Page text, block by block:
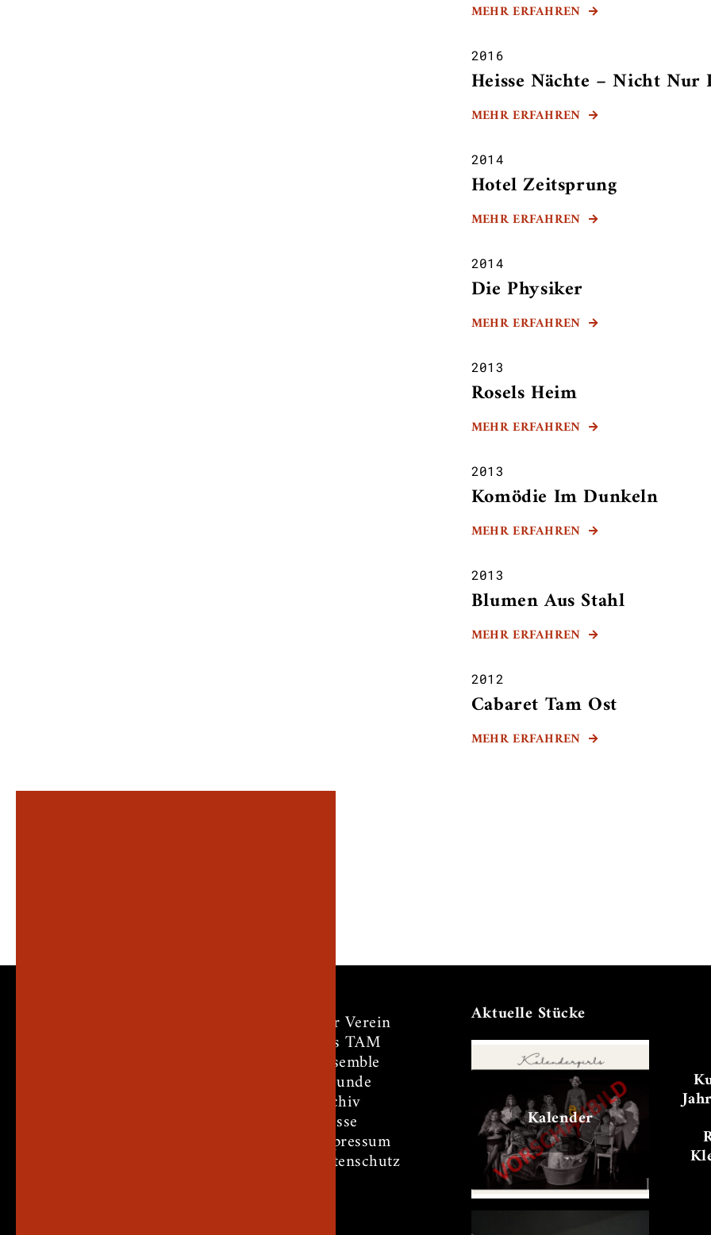
MEHR ERFAHREN 
2016
Heisse Nächte – Nicht
MEHR ERFAHREN 
2014
Hotel Zeitsprung
MEHR ERFAHREN 
2014
Die Physiker
MEHR ERFAHREN 
2013
Rosels Heim
MEHR ERFAHREN 
2013
Komödie Im Dunkeln
MEHR ERFAHREN 
2013
Blumen Aus Stahl
MEHR ERFAHREN 
2012
Cabaret Tam Ost
MEHR ERFAHREN 
Der Verein
Das TAM
Ensemble
Freunde
Archiv
Presse
Impressum
Datenschutz
Aktuelle Stücke
Kalender